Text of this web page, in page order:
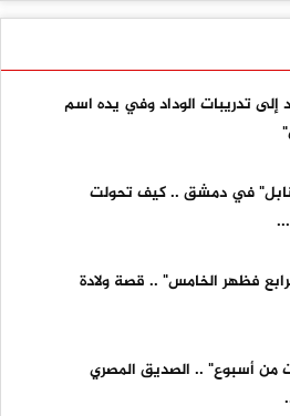
إلى تدريبات الوداد وفي يده اسم
في دمشق .. كيف تحولت
فظهر الخامس" .. قصة ولادة
من أسبوع" .. الصديق المصري